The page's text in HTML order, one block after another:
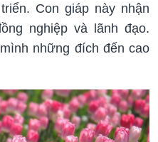
Con giáp này nhận
nghiệp và lãnh đạo.
những đích đến cao